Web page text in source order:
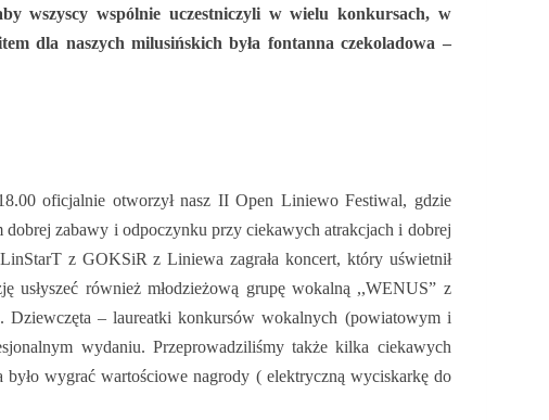
wszyscy wspólnie uczestniczyli w wielu konkursach, w
dla naszych milusińskich była fontanna czekoladowa –
oficjalnie otworzył nasz II Open Liniewo Festiwal, gdzie
zabawy i odpoczynku przy ciekawych atrakcjach i dobrej
z GOKSiR z Liniewa zagrała koncert, który uświetnił
usłyszeć również młodzieżową grupę wokalną ,,WENUS” z
– laureatki konkursów wokalnych (powiatowym i
wydaniu. Przeprowadziliśmy także kilka ciekawych
wygrać wartościowe nagrody ( elektryczną wyciskarkę do